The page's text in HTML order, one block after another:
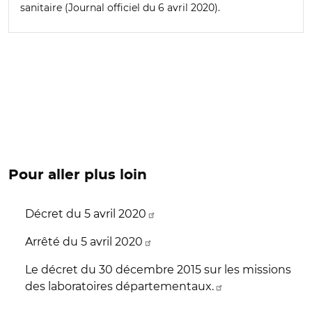
sanitaire (Journal officiel du 6 avril 2020).
Pour aller plus loin
Décret du 5 avril 2020
Arrêté du 5 avril 2020
Le décret du 30 décembre 2015 sur les missions
des laboratoires départementaux.